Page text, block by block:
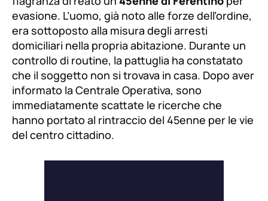
evasione. L’uomo, già noto alle forze dell’ordine,
era sottoposto alla misura degli arresti
domiciliari nella propria abitazione. Durante un
controllo di routine, la pattuglia ha constatato
che il soggetto non si trovava in casa. Dopo aver
informato la Centrale Operativa, sono
immediatamente scattate le ricerche che
hanno portato al rintraccio del 45enne per le vie
del centro cittadino.